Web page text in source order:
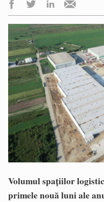
Volumul spațiilor
primele nouă luni ale